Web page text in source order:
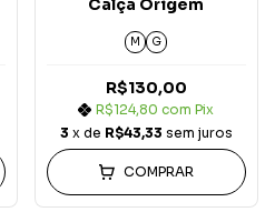
Calça Origem
M G
R$130,00
R$124,80com Pix
3 x de R$43,33 sem juros
COMPRAR